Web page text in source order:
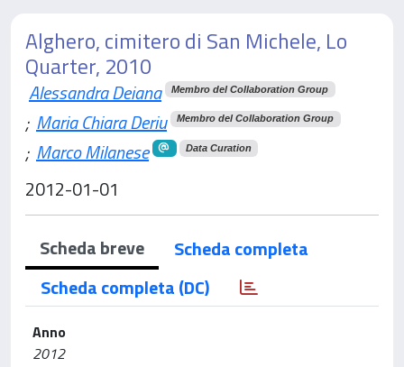
Alghero, cimitero di San Michele, Lo
Quarter, 2010
Alessandra Deiana Membro del Collaboration Group
; Maria Chiara Deriu Membro del Collaboration Group
; Marco Milanese Data Curation
2012-01-01
Scheda breve
Scheda completa
Scheda completa (DC)
Anno
2012